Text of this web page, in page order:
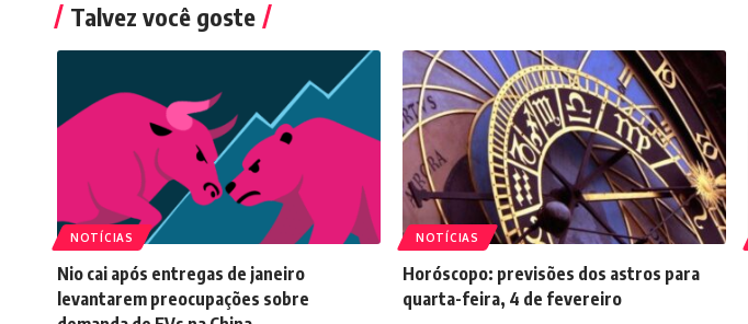
Talvez você goste
NOTÍCIAS
Nio cai após entregas de janeiro
levantarem preocupações sobre
NOTÍCIAS
Horóscopo: previsões dos astros para
quarta-feira, 4 de fevereiro